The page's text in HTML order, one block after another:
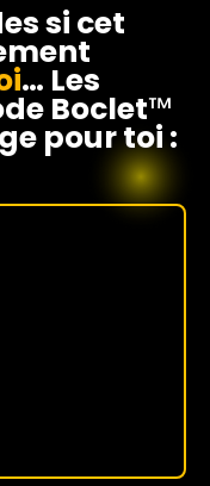
si cet
… Les
Boclet™⁤
pour toi :